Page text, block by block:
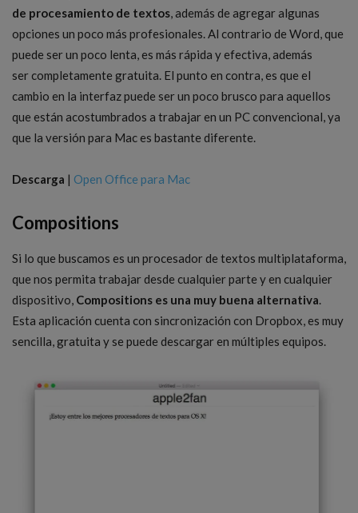
de procesamiento de textos, además de agregar algunas
opciones un poco más profesionales. Al contrario de Word, que
puede ser un poco lenta, es más rápida y efectiva, además
ser completamente gratuita. El punto en contra, es que el
cambio en la interfaz puede ser un poco brusco para aquellos
que están acostumbrados a trabajar en un PC convencional, ya
que la versión para Mac es bastante diferente.
Descarga | Open Office para Mac
Compositions
Si lo que buscamos es un procesador de textos multiplataforma,
que nos permita trabajar desde cualquier parte y en cualquier
dispositivo, Compositions es una muy buena alternativa.
Esta aplicación cuenta con sincronización con Dropbox, es muy
sencilla, gratuita y se puede descargar en múltiples equipos.